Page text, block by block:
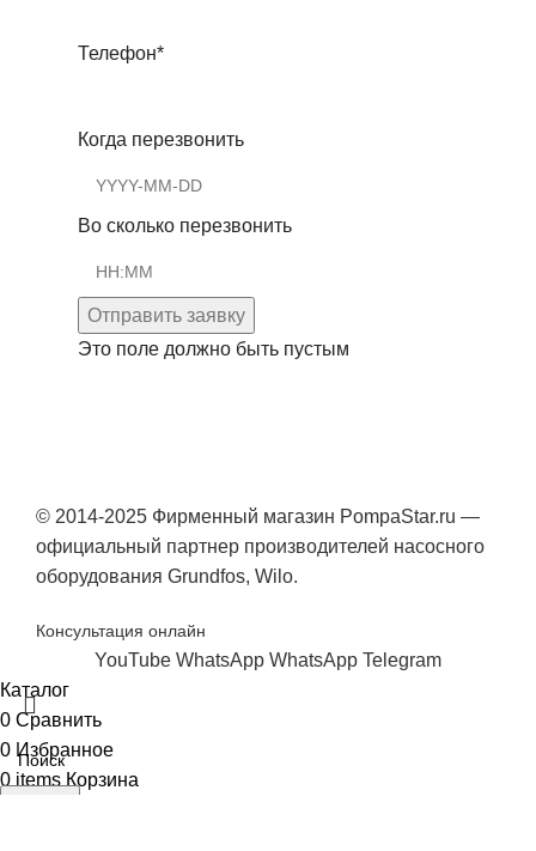
Телефон*
Когда перезвонить
Во сколько перезвонить
Отправить заявку
Это поле должно быть пустым
© 2014-2025 Фирменный магазин PompaStar.ru —
официальный партнер производителей насосного
оборудования Grundfos, Wilo.
Консультация онлайн
YouTube WhatsApp WhatsApp Telegram
Каталог
0 Сравнить
0 Избранное
0 items Корзина